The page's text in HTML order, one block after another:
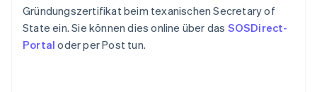
Gründungszertifikat beim texanischen Secretary of
State ein. Sie können dies online über das SOSDirect-
Portal oder per Post tun.